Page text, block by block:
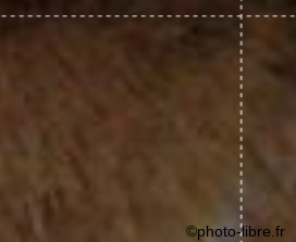
©photo-libre.fr